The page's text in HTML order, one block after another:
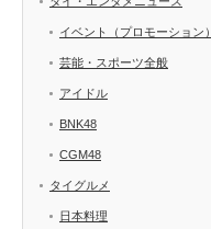
イベント（プロモーション）
芸能・スポーツ全般
アイドル
BNK48
CGM48
タイグルメ
日本料理